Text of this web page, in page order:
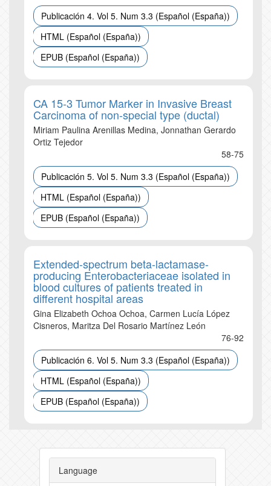
Publicación 4. Vol 5. Num 3.3 (Español (España))
HTML (Español (España))
EPUB (Español (España))
CA 15-3 Tumor Marker in Invasive Breast
Carcinoma of non-special type (ductal)
Miriam Paulina Arenillas Medina, Jonnathan Gerardo
Ortiz Tejedor
58-75
Publicación 5. Vol 5. Num 3.3 (Español (España))
HTML (Español (España))
EPUB (Español (España))
Extended-spectrum beta-lactamase-
producing Enterobacteriaceae isolated in
blood cultures of patients treated in
different hospital areas
Gina Elizabeth Ochoa Ochoa, Carmen Lucía López
Cisneros, Maritza Del Rosario Martínez León
76-92
Publicación 6. Vol 5. Num 3.3 (Español (España))
HTML (Español (España))
EPUB (Español (España))
Language